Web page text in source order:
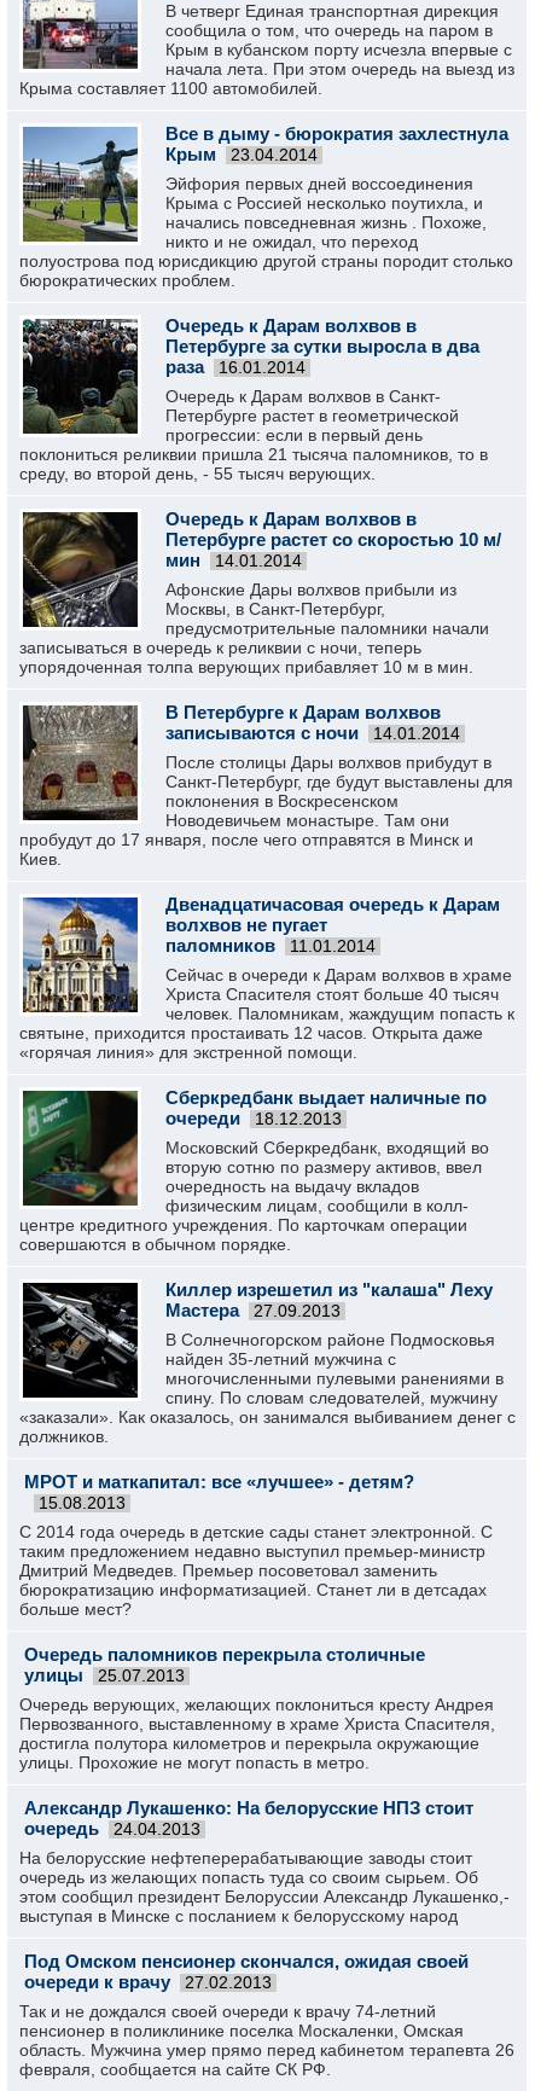
В четверг Единая транспортная дирекция
сообщила о том, что очередь на паром в
Крым в кубанском порту исчезла впервые с
начала лета. При этом очередь на выезд из
Крыма составляет 1100 автомобилей.
Все в дыму - бюрократия захлестнула
Крым
23.04.2014
Эйфория первых дней воссоединения
Крыма с Россией несколько поутихла, и
начались повседневная жизнь . Похоже,
никто и не ожидал, что переход
полуострова под юрисдикцию другой страны породит столько
бюрократических проблем.
Очередь к Дарам волхвов в
Петербурге за сутки выросла в два
раза
16.01.2014
Очередь к Дарам волхвов в Санкт-
Петербурге растет в геометрической
прогрессии: если в первый день
поклониться реликвии пришла 21 тысяча паломников, то в
среду, во второй день, - 55 тысяч верующих.
Очередь к Дарам волхвов в
Петербурге растет со скоростью 10 м/
мин
14.01.2014
Афонские Дары волхвов прибыли из
Москвы, в Санкт-Петербург,
предусмотрительные паломники начали
записываться в очередь к реликвии с ночи, теперь
упорядоченная толпа верующих прибавляет 10 м в мин.
В Петербурге к Дарам волхвов
записываются с ночи
14.01.2014
После столицы Дары волхвов прибудут в
Санкт-Петербург, где будут выставлены для
поклонения в Воскресенском
Новодевичьем монастыре. Там они
пробудут до 17 января, после чего отправятся в Минск и
Киев.
Двенадцатичасовая очередь к Дарам
волхвов не пугает
паломников
11.01.2014
Сейчас в очереди к Дарам волхвов в храме
Христа Спасителя стоят больше 40 тысяч
человек. Паломникам, жаждущим попасть к
святыне, приходится простаивать 12 часов. Открыта даже
«горячая линия» для экстренной помощи.
Сберкредбанк выдает наличные по
очереди
18.12.2013
Московский Сберкредбанк, входящий во
вторую сотню по размеру активов, ввел
очередность на выдачу вкладов
физическим лицам, сообщили в колл-
центре кредитного учреждения. По карточкам операции
совершаются в обычном порядке.
Киллер изрешетил из "калаша" Леху
Мастера
27.09.2013
В Солнечногорском районе Подмосковья
найден 35-летний мужчина с
многочисленными пулевыми ранениями в
спину. По словам следователей, мужчину
«заказали». Как оказалось, он занимался выбиванием денег с
должников.
МРОТ и маткапитал: все «лучшее» - детям?
15.08.2013
С 2014 года очередь в детские сады станет электронной. С
таким предложением недавно выступил премьер-министр
Дмитрий Медведев. Премьер посоветовал заменить
бюрократизацию информатизацией. Станет ли в детсадах
больше мест?
Очередь паломников перекрыла столичные
улицы
25.07.2013
Очередь верующих, желающих поклониться кресту Андрея
Первозванного, выставленному в храме Христа Спасителя,
достигла полутора километров и перекрыла окружающие
улицы. Прохожие не могут попасть в метро.
Александр Лукашенко: На белорусские НПЗ стоит
очередь
24.04.2013
На белорусски­е нефтеперер­абатывающи­е заводы стоит
очередь из желающих попасть туда со своим сырьем. Об
этом сообщил президент Белоруссии­ Александр Лукашенко,­
выступая в Минске с посланием к белорусско­му народ
Под Омском пенсионер скончался, ожидая своей
очереди к врачу
27.02.2013
Так и не дождался своей очереди к врачу 74-летний
пенсионер в поликлинике поселка Москаленки, Омская
область. Мужчина умер прямо перед кабинетом терапевта 26
февраля, сообщается на сайте СК РФ.